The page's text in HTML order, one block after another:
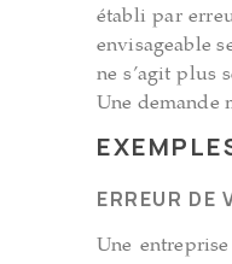
établi par
envisageable
ne s’agit plus
Une demande
ERREUR DE
Une